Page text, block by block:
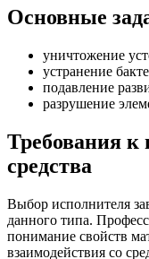
Основные
уничтожение
устранение
подавление
разрушение
Требования
средства
Выбор исполнителя
данного типа.
понимание свойств
взаимодействия со